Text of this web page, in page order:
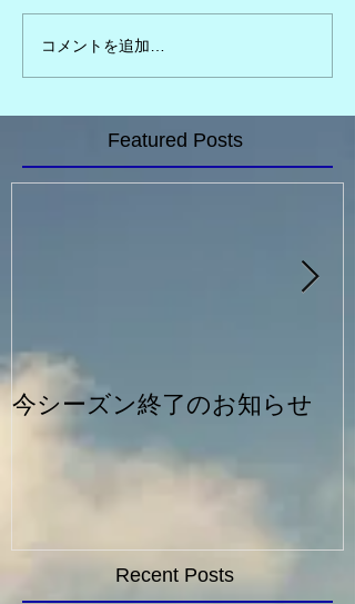
コメントを追加…
Featured Posts
今シーズン終了のお知らせ
Recent Posts